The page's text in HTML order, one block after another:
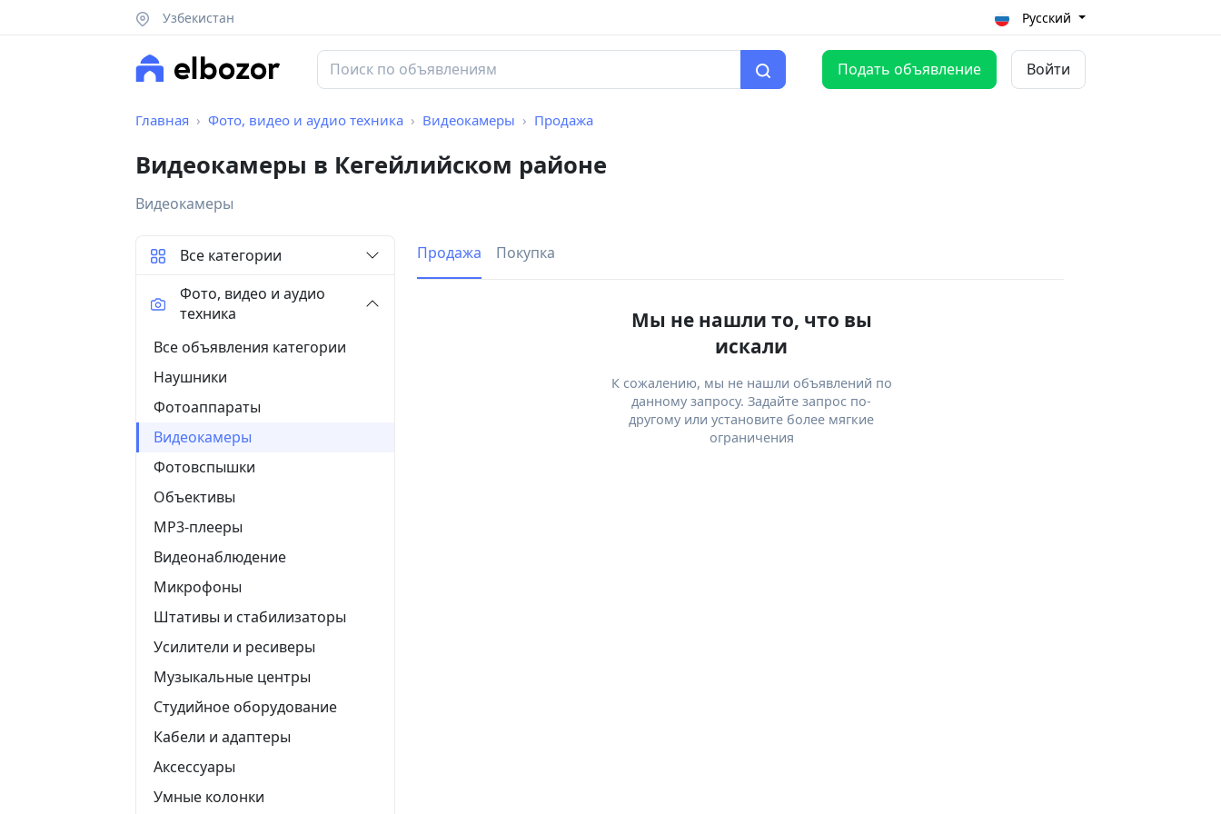
Узбекистан Русский
Подать объявление Войти
Главная Фото, видео и аудио техника Видеокамеры Продажа
Видеокамеры в Кегейлийском районе
Видеокамеры
Продажа Покупка
Мы не нашли то, что вы
искали
К сожалению, мы не нашли объявлений по
данному запросу. Задайте запрос по-
другому или установите более мягкие
ограничения
Все категории
Фото, видео и аудио
техника
Все объявления категории
Наушники
Фотоаппараты
Видеокамеры
Фотовспышки
Объективы
MP3-плееры
Видеонаблюдение
Микрофоны
Штативы и стабилизаторы
Усилители и ресиверы
Музыкальные центры
Студийное оборудование
Кабели и адаптеры
Аксессуары
Умные колонки